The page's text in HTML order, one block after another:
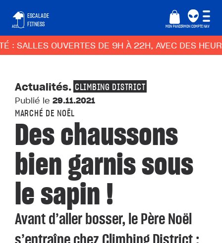
ACCUEIL
ESCALADE
FITNESS
MON PANIERMON COMPTE NAV
OUVERTES DE 9H À 22H, AVEC DES HEURES
Actualités. CLIMBING DISTRICT
Publié le 29.11.2021
MARCHÉ DE NOËL
Des chaussons
bien garnis sous
le sapin !
Avant d’aller bosser, le Père Noël